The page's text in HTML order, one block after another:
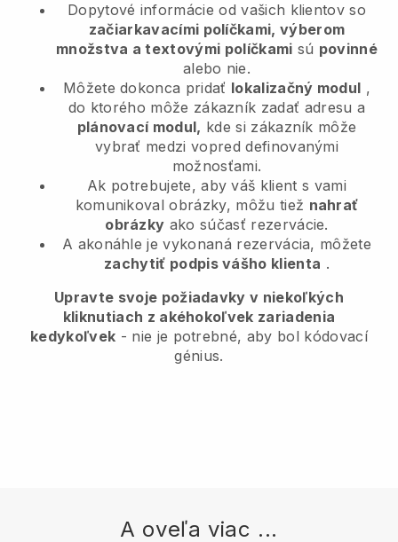
Dopytové informácie od vašich klientov so
začiarkavacími políčkami, výberom
množstva a textovými políčkami sú povinné
alebo nie.
Môžete dokonca pridať lokalizačný modul ,
do ktorého môže zákazník zadať adresu a
plánovací modul, kde si zákazník môže
vybrať medzi vopred definovanými
možnosťami.
Ak potrebujete, aby váš klient s vami
komunikoval obrázky, môžu tiež nahrať
obrázky ako súčasť rezervácie.
A akonáhle je vykonaná rezervácia, môžete
zachytiť podpis vášho klienta .
Upravte svoje požiadavky v niekoľkých
kliknutiach z akéhokoľvek zariadenia
kedykoľvek - nie je potrebné, aby bol kódovací
génius.
A oveľa viac ...